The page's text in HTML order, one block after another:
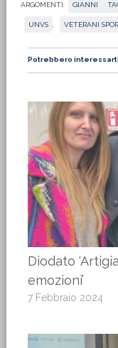
ARGOMENTI: GIANNI
UNVS VETERANI
Potrebbero
Diodato
emozioni’
7 Febbraio 2024